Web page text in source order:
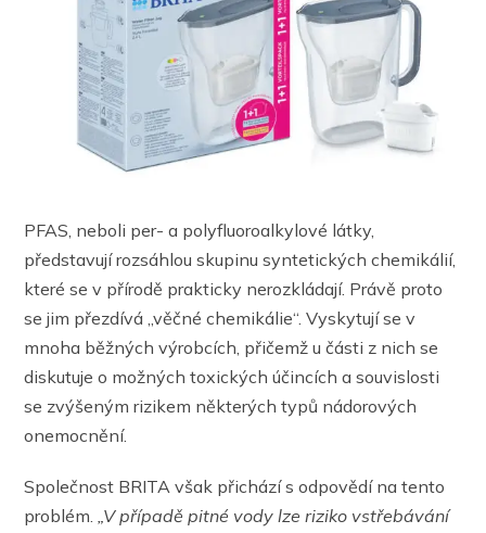
PFAS, neboli per- a polyfluoroalkylové látky,
představují rozsáhlou skupinu syntetických chemikálií,
které se v přírodě prakticky nerozkládají. Právě proto
se jim přezdívá „věčné chemikálie“. Vyskytují se v
mnoha běžných výrobcích, přičemž u části z nich se
diskutuje o možných toxických účincích a souvislosti
se zvýšeným rizikem některých typů nádorových
onemocnění.
Společnost BRITA však přichází s odpovědí na tento
problém.„V případě pitné vody lze riziko vstřebávání